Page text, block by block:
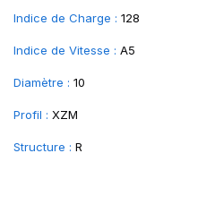
Indice de Charge : 128
Indice de Vitesse : A5
Diamètre : 10
Profil : XZM
Structure : R